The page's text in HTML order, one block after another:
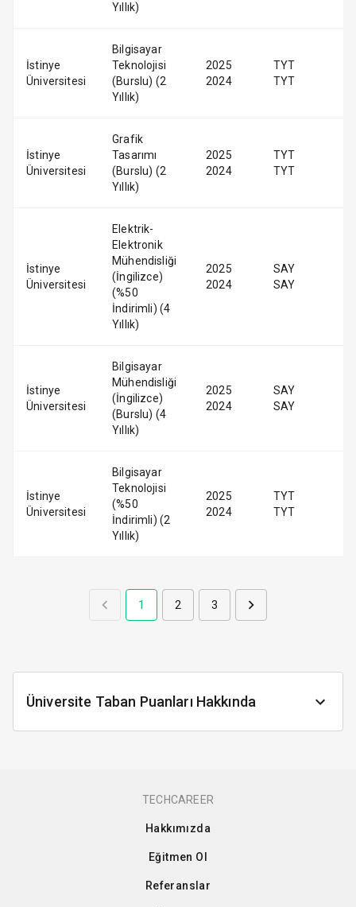
Yıllık)
İstinye
Üniversitesi
Bilgisayar
Teknolojisi
(Burslu) (2
Yıllık)
2025
2024
TYT
TYT
İstinye
Üniversitesi
Grafik
Tasarımı
(Burslu) (2
Yıllık)
2025
2024
TYT
TYT
İstinye
Üniversitesi
Elektrik-
Elektronik
Mühendisliği
(İngilizce)
(%50
İndirimli) (4
Yıllık)
2025
2024
SAY
SAY
İstinye
Üniversitesi
Bilgisayar
Mühendisliği
(İngilizce)
(Burslu) (4
Yıllık)
2025
2024
SAY
SAY
İstinye
Üniversitesi
Bilgisayar
Teknolojisi
(%50
İndirimli) (2
Yıllık)
2025
2024
TYT
TYT
1 2 3
Üniversite Taban Puanları Hakkında
TECHCAREER
Hakkımızda
Eğitmen Ol
Referanslar